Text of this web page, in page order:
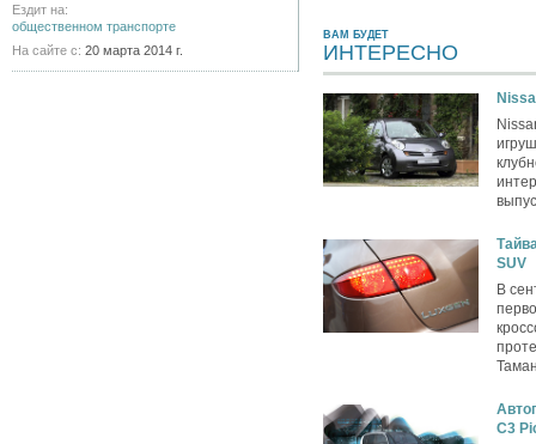
Ездит на:
общественном транспорте
На сайте с: 20 марта 2014 г.
ВАМ БУДЕТ
ИНТЕРЕСНО
SUV
В
C3